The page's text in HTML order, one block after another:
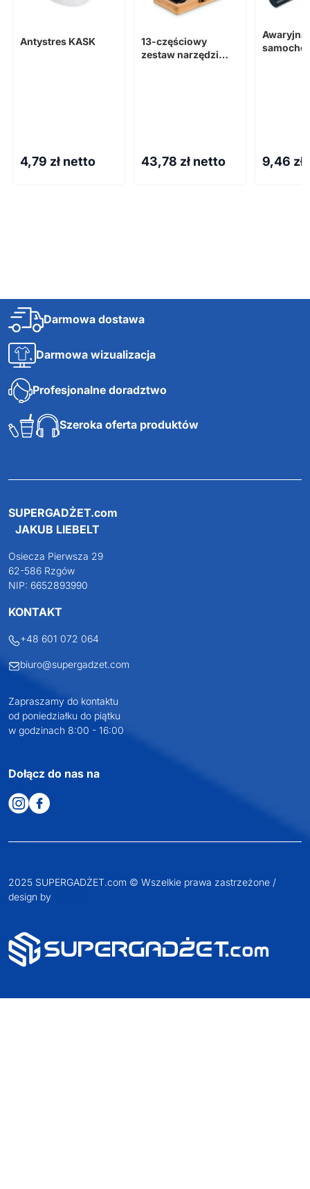
Antystres KASK
4,79 zł netto
13-częściowy
zestaw narzędzi
43,78 zł netto
Awaryjna
9,46 zł
Darmowa dostawa
Darmowa wizualizacja
Profesjonalne doradztwo
Szeroka oferta produktów
SUPERGADŻET.com
JAKUB LIEBELT
Osiecza Pierwsza 29
62-586 Rzgów
NIP: 6652893990
KONTAKT
+48 601 072 064
biuro@supergadzet.com
Zapraszamy do kontaktu
od poniedziałku do piątku
w godzinach 8:00 - 16:00
Dołącz do nas na
2025 SUPERGADŻET.com © Wszelkie prawa zastrzeżone /
design by